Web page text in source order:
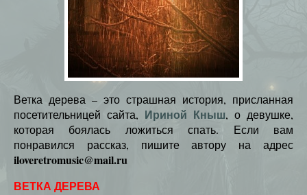
Ветка дерева – это страшная история, присланная
посетительницей сайта, Ириной Кныш, о девушке,
которая боялась ложиться спать. Если вам
понравился рассказ, пишите автору на адрес
iloveretromusic@mail.ru
ВЕТКА ДЕРЕВА